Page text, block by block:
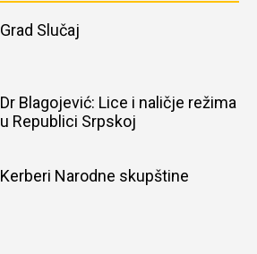
Grad Slučaj
Dr Blagojević: Lice i naličje režima
u Republici Srpskoj
Kerberi Narodne skupštine